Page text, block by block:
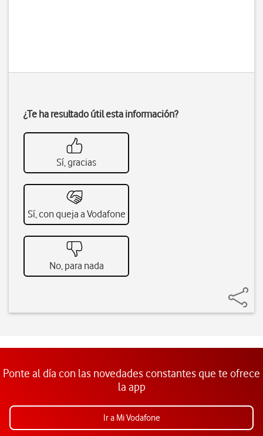
¿Te ha resultado útil esta información?
Sí, gracias
Sí, con queja a Vodafone
No, para nada
Ponte al día con las novedades constantes que te ofrece
la app
Ir a Mi Vodafone